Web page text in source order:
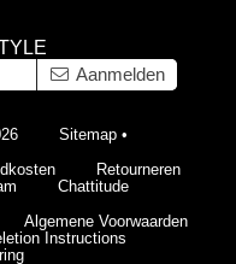
Aanmelden
Sitemap •
Retourneren
Chattitude
Algemene Voorwaarden
Instructions